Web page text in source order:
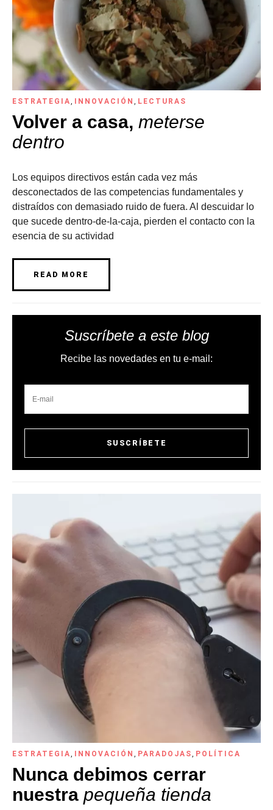
ESTRATEGIA, INNOVACIÓN , LECTURAS
Volver a casa, meterse
dentro
Los equipos directivos están cada vez más
desconectados de las competencias fundamentales y
distraídos con demasiado ruido de fuera. Al descuidar lo
que sucede dentro-de-la-caja, pierden el contacto con la
esencia de su actividad
READ MORE
Suscríbete a este blog
Recibe las novedades en tu e-mail:
ESTRATEGIA, INNOVACIÓN , PARADOJAS, POLÍTICA
Nunca debimos cerrar
nuestra pequeña tienda